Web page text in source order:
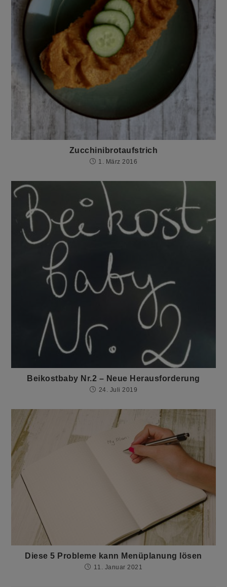
Zucchinibrotaufstrich
1. März 2016
Beikostbaby Nr.2 – Neue Herausforderung
24. Juli 2019
Diese 5 Probleme kann Menüplanung lösen
11. Januar 2021